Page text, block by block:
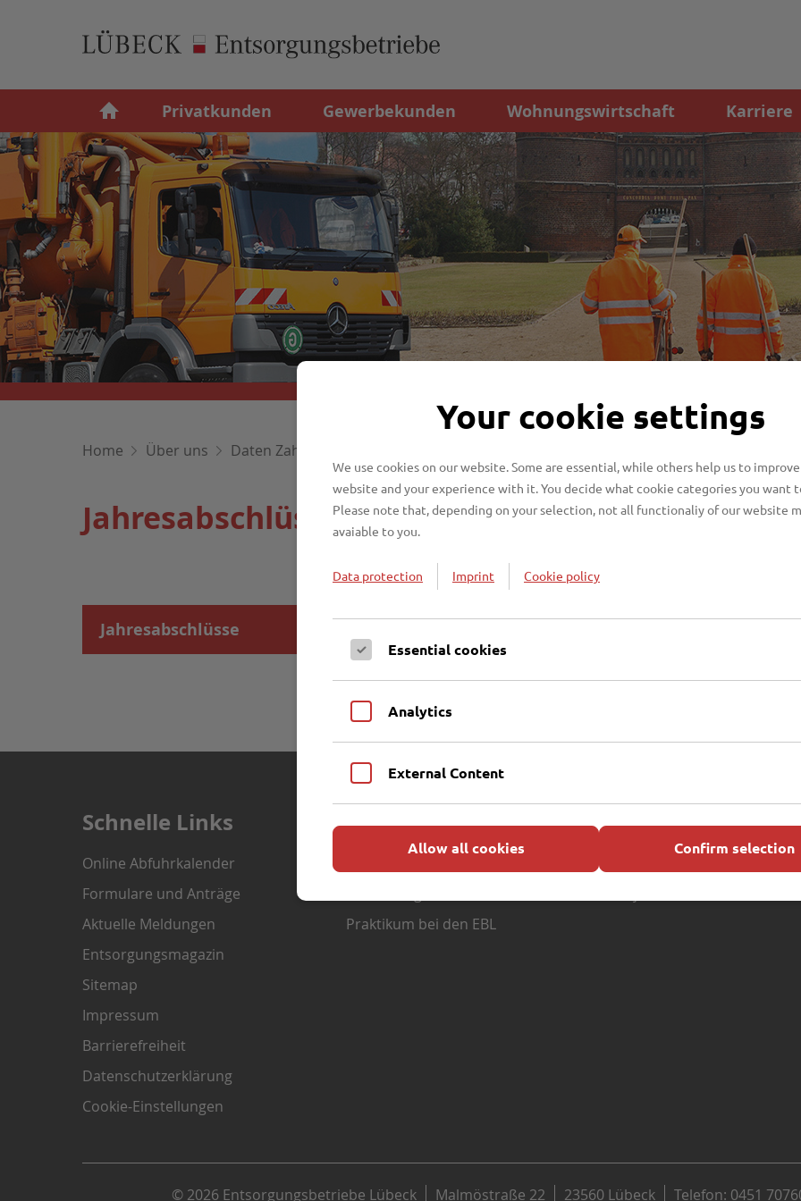
Privatkunden Gewerbekunden Wohnungswirtschaft Karriere
Home Über uns Daten Zahlen Fakten
Jahresabschlüsse der Entsorgungsbetriebe
Jahresabschlüsse
Schnelle Links
Online Abfuhrkalender
Formulare und Anträge
Aktuelle Meldungen
Entsorgungsmagazin
Sitemap
Impressum
Barrierefreiheit
Datenschutzerklärung
Cookie-Einstellungen
Karriere
Praktikum bei den EBL
Weitere Links
© 2026 Entsorgungsbetriebe Lübeck Malmöstraße 22 23560 Lübeck Telefon: 0451
Your cookie settings
We use cookies on our website. Some are essential, while others help us to
website and your experience with it. You decide what cookie categories you want
Please note that, depending on your selection, not all functionaliy of our website
avaiable to you.
Data protection Imprint Cookie policy
Essential cookies
Analytics
External Content
Allow all cookies Confirm selection